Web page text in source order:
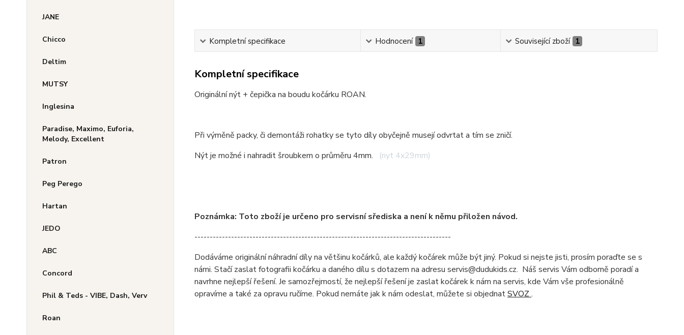
JANE
Chicco
Deltim
MUTSY
Inglesina
Paradise, Maximo, Euforia,
Melody, Excellent
Patron
Peg Perego
Hartan
JEDO
ABC
Concord
Phil & Teds - VIBE, Dash, Verv
Roan
Kompletní specifikace Hodnocení 1 Související zboží 1
Kompletní specifikace
Originální nýt + čepička na boudu kočárku ROAN.
Při výměně packy, či demontáži rohatky se tyto díly obyčejně musejí odvrtat a tím se zničí.
Nýt je možné i nahradit šroubkem o průměru 4mm. (nyt 4x29mm)
Poznámka: Toto zboží je určeno pro servisní sřediska a není k němu přiložen návod.
------------------------------------------------------------------------------------
Dodáváme originální náhradní díly na většinu kočárků, ale každý kočárek může být jiný. Pokud si nejste jisti, prosím poraďte se s
námi. Stačí zaslat fotografii kočárku a daného dílu s dotazem na adresu servis@dudukids.cz. Náš servis Vám odborně poradí a
navrhne nejlepší řešení. Je samozřejmostí, že nejlepší řešení je zaslat kočárek k nám na servis, kde Vám vše profesionálně
opravíme a také za opravu ručíme. Pokud nemáte jak k nám odeslat, můžete si objednatSVOZ .